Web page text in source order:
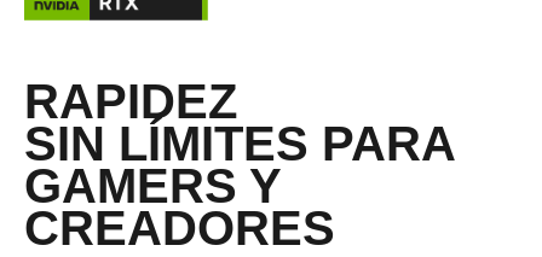
RAPIDEZ
SIN LÍMITES PARA
GAMERS Y
CREADORES